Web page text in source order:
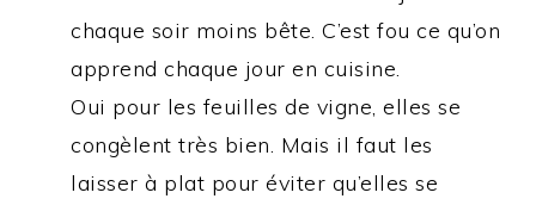
chaque soir moins bête. C’est fou ce qu’on
apprend chaque jour en cuisine.
Oui pour les feuilles de vigne, elles se
congèlent très bien. Mais il faut les
laisser à plat pour éviter qu’elles se